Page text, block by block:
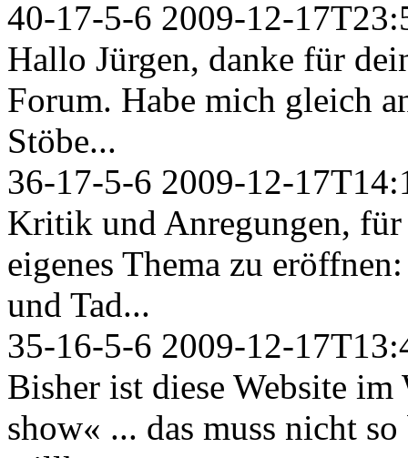
40-17-5-6 2009-12-
Hallo Jürgen, danke für
Forum. Habe mich gleich
Stöbe...
36-17-5-6 2009-12-
Kritik und Anregungen,
eigenes Thema zu
und Tad...
35-16-5-6 2009-12-
Bisher ist diese Website
show« ... das muss nicht